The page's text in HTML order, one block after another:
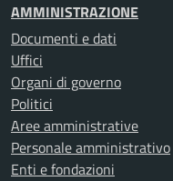
AMMINISTRAZIONE
Documenti e dati
Uffici
Organi di governo
Politici
Aree amministrative
Personale amministrativo
Enti e fondazioni